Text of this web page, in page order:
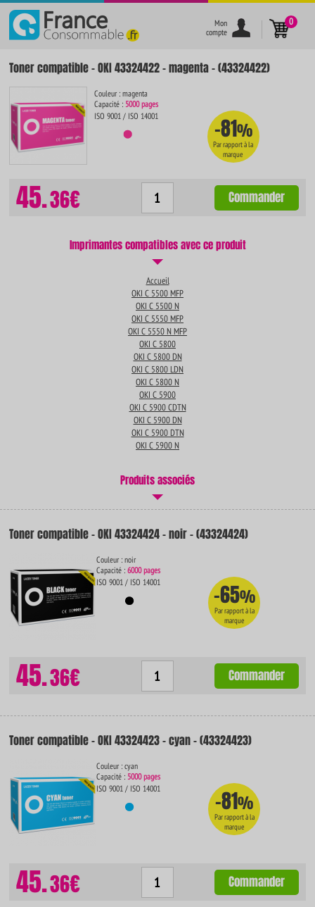
}
Mon
compte
0
Toner compatible - OKI 43324422 - magenta - (43324422)
Couleur : magenta
Capacité :5000 pages
ISO 9001 / ISO 14001
-81%
Par rapport à la
marque
45.36€ Commander
Imprimantes compatibles avec ce produit
Accueil
OKI C 5500 MFP
OKI C 5500 N
OKI C 5550 MFP
OKI C 5550 N MFP
OKI C 5800
OKI C 5800 DN
OKI C 5800 LDN
OKI C 5800 N
OKI C 5900
OKI C 5900 CDTN
OKI C 5900 DN
OKI C 5900 DTN
OKI C 5900 N
Produits associés
Toner compatible - OKI 43324424 - noir - (43324424)
Couleur : noir
Capacité :6000 pages
ISO 9001 / ISO 14001
-65%
Par rapport à la
marque
45.36€ Commander
Toner compatible - OKI 43324423 - cyan - (43324423)
Couleur : cyan
Capacité :5000 pages
ISO 9001 / ISO 14001
-81%
Par rapport à la
marque
45.36€ Commander